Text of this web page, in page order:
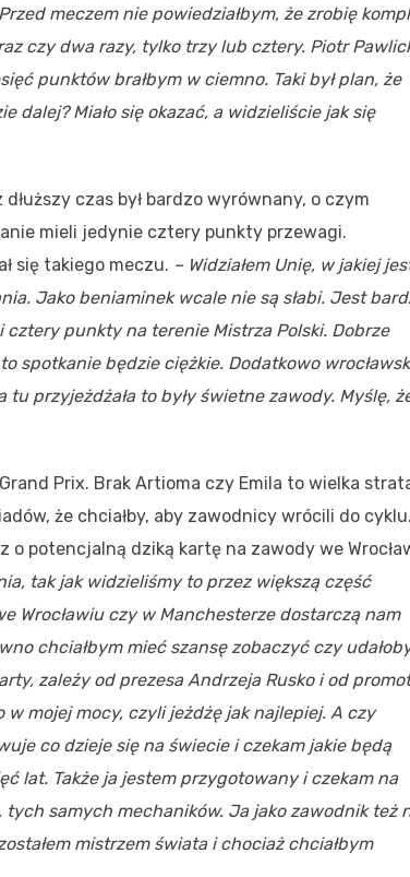
meczem nie powiedziałbym, że zrobię
czy dwa razy, tylko trzy lub cztery. Piotr
punktów brałbym w ciemno. Taki był plan, że
dalej? Miało się okazać, a widzieliście jak się
czas był bardzo wyrównany, o czym
mieli jedynie cztery punkty przewagi.
się takiego meczu. – Widziałem Unię, w jakiej
Jako beniaminek wcale nie są słabi. Jest
punkty na terenie Mistrza Polski. Dobrze
spotkanie będzie ciężkie. Dodatkowo
przyjeżdżała to były świetne zawody. Myślę,
Prix. Brak Artioma czy Emila to wielka
że chciałby, aby zawodnicy wrócili do cyklu.
potencjalną dziką kartę na zawody we
tak jak widzieliśmy to przez większą część
Wrocławiu czy w Manchesterze dostarczą nam
chciałbym mieć szansę zobaczyć czy
zależy od prezesa Andrzeja Rusko i od
mojej mocy, czyli jeżdżę jak najlepiej. A czy
co dzieje się na świecie i czekam jakie będą
lat. Także ja jestem przygotowany i czekam na
tych samych mechaników. Ja jako zawodnik też
mistrzem świata i chociaż chciałbym